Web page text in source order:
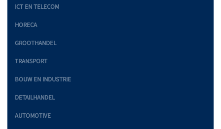
ICT EN TELECOM
HORECA
GROOTHANDEL
TRANSPORT
BOUW EN INDUSTRIE
DETAILHANDEL
AUTOMOTIVE